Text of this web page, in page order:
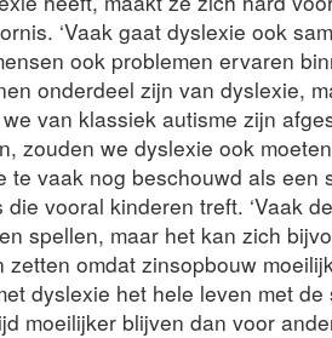
‘Vaak gaat dyslexie ook
ook problemen ervaren
onderdeel zijn van dyslexie,
van klassiek autisme zijn
zouden we dyslexie ook
te vaak nog beschouwd als een
vooral kinderen treft. ‘Vaak
spellen, maar het kan zich
omdat zinsopbouw
dyslexie het hele leven met
moeilijker blijven dan voor